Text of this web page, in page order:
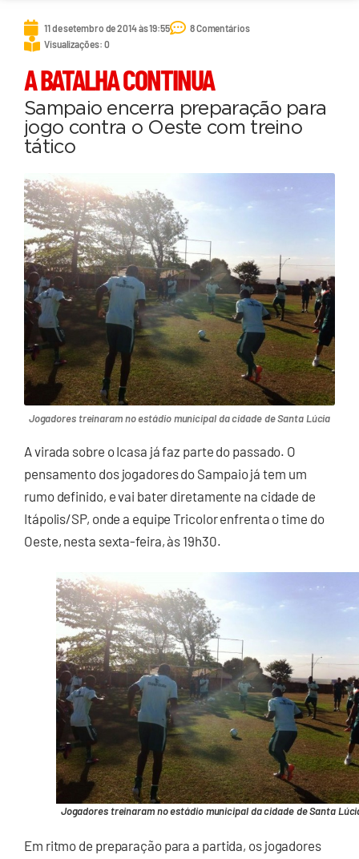
11 de setembro de 2014 às 19:55
8 Comentários
Visualizações: 0
A BATALHA CONTINUA
Sampaio encerra preparação para
jogo contra o Oeste com treino
tático
Jogadores treinaram no estádio municipal da cidade de Santa Lúcia
A virada sobre o Icasa já faz parte do passado. O
pensamento dos jogadores do Sampaio já tem um
rumo definido, e vai bater diretamente na cidade de
Itápolis/SP, onde a equipe Tricolor enfrenta o time do
Oeste, nesta sexta-feira, às 19h30.
Jogadores treinaram no estádio municipal da cidade de Santa
Em ritmo de preparação para a partida, os jogadores